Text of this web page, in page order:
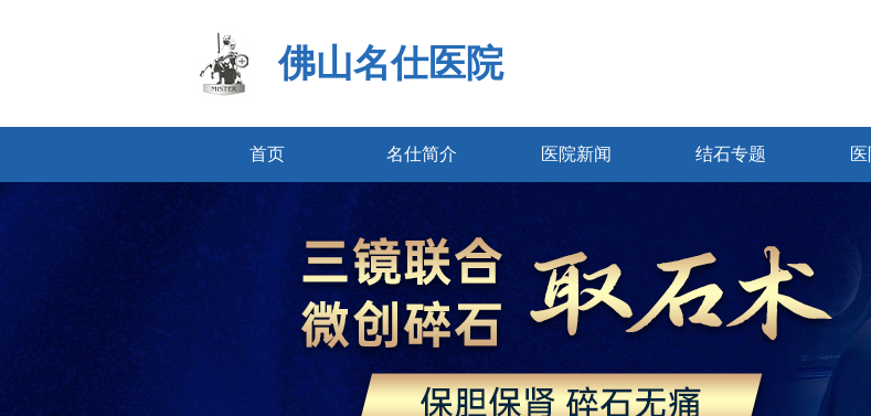
佛山名仕医院
首页 名仕简介 医院新闻 结石专题